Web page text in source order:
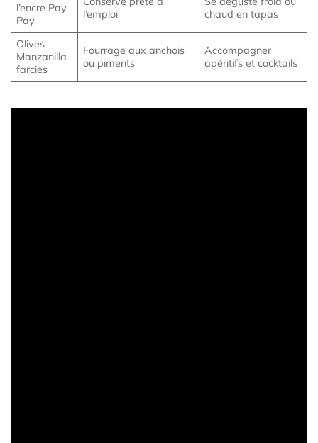
l’encre Pay
Pay
l’emploi
chaud en tapas
Olives
Manzanilla
farcies
Fourrage aux anchois
ou piments
Accompagner
apéritifs et cocktails